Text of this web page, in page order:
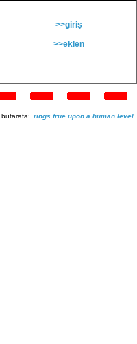
>>giriş
>>eklen
butarafa: rings true upon a human level